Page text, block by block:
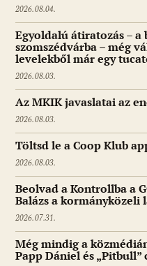
2026.08.04.
Egyoldalú átiratozás – a
szomszédvárba – még
levelekből már egy
2026.08.03.
Az MKIK javaslatai az
2026.08.03.
Töltsd le a Coop Klub
2026.08.03.
Beolvad a Kontrollba a
Balázs a kormányközeli
2026.07.31.
Még mindig a
Papp Dániel és